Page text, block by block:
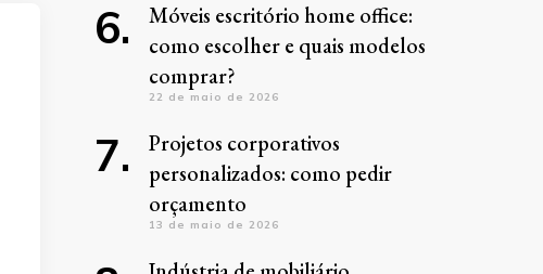
Móveis escritório home office:
como escolher e quais modelos
comprar?
22 de maio de 2026
Projetos corporativos
personalizados: como pedir
orçamento
13 de maio de 2026